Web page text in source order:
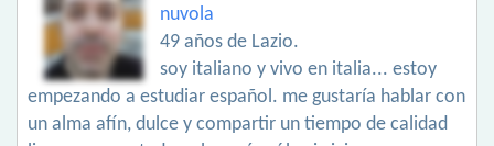
nuvola
49 años de Lazio.
soy italiano y vivo en italia... estoy
empezando a estudiar español. me gustaría hablar con
un alma afín, dulce y compartir un tiempo de calidad